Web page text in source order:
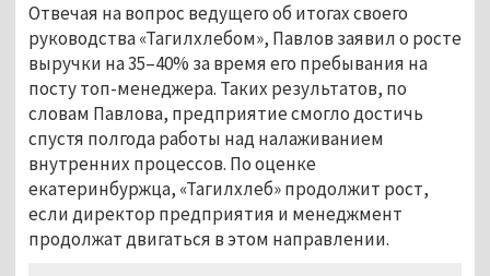
Отвечая на вопрос ведущего об итогах своего
руководства «Тагилхлебом», Павлов заявил о росте
выручки на 35–40% за время его пребывания на
посту топ-менеджера. Таких результатов, по
словам Павлова, предприятие смогло достичь
спустя полгода работы над налаживанием
внутренних процессов. По оценке
екатеринбуржца, «Тагилхлеб» продолжит рост,
если директор предприятия и менеджмент
продолжат двигаться в этом направлении.